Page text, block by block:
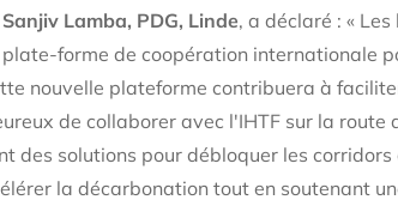
Lamba, PDG, Linde, a déclaré : «
forme de coopération internationale
nouvelle plateforme contribuera à
de collaborer avec l'IHTF sur la
des solutions pour débloquer les
la décarbonation tout en soutenant